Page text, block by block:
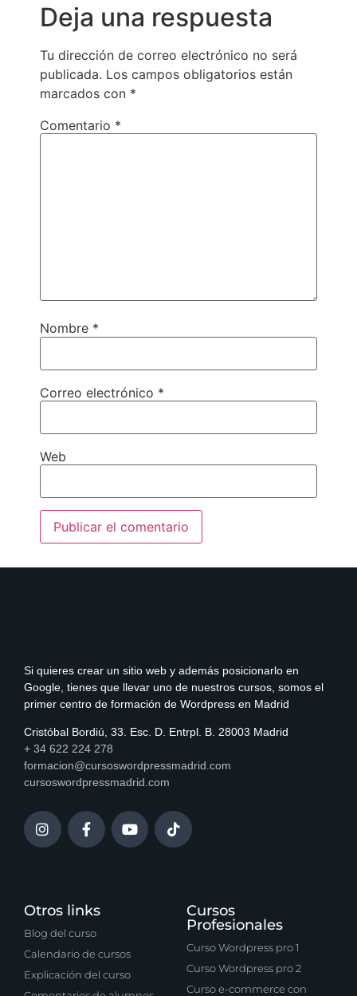
Deja una respuesta
Tu dirección de correo electrónico no será
publicada. Los campos obligatorios están
marcados con *
Comentario *
Nombre *
Correo electrónico *
Web
Si quieres crear un sitio web y además posicionarlo en
Google, tienes que llevar uno de nuestros cursos, somos el
primer centro de formación de Wordpress en Madrid
Cristóbal Bordiú, 33. Esc. D. Entrpl. B. 28003 Madrid
+ 34 622 224 278
formacion@cursoswordpressmadrid.com
cursoswordpressmadrid.com
Otros links
Blog del curso
Calendario de cursos
Explicación del curso
Cursos
Profesionales
Curso Wordpress pro 1
Curso Wordpress pro 2
Curso e-commerce con